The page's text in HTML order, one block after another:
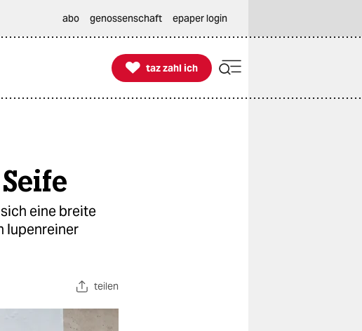
abo genossenschaft epaper login

taz zahl ich
taz zahl ich
eine breite
lupenreiner
teilen